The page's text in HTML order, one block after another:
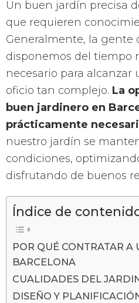
Un buen jardín precisa
que requieren
Generalmente, la gente
disponemos del tiempo
necesario para
oficio tan complejo. La
buen jardinero en
prácticamente
nuestro jardín se
condiciones,
disfrutando de buenos
Índice de
POR QUÉ CONTRATAR A
BARCELONA
CUALIDADES DEL
DISEÑO Y